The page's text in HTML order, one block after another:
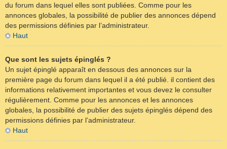
du forum dans lequel elles sont publiées. Comme pour les
annonces globales, la possibilité de publier des annonces dépend
des permissions définies par l’administrateur.
Haut
Que sont les sujets épinglés ?
Un sujet épinglé apparaît en dessous des annonces sur la
première page du forum dans lequel il a été publié. il contient des
informations relativement importantes et vous devez le consulter
régulièrement. Comme pour les annonces et les annonces
globales, la possibilité de publier des sujets épinglés dépend des
permissions définies par l’administrateur.
Haut